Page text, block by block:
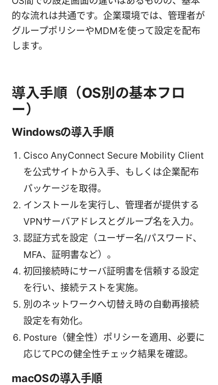
的な流れは共通です。企業環境では、管理者が
グループポリシーやMDMを使って設定を配布
します。
導入手順（OS別の基本フロ
ー）
Windowsの導入手順
Cisco AnyConnect Secure Mobility Client
を公式サイトから入手、もしくは企業配布
パッケージを取得。
インストールを実行し、管理者が提供する
VPNサーバアドレスとグループ名を入力。
認証方式を設定（ユーザー名/パスワード、
MFA、証明書など）。
初回接続時にサーバ証明書を信頼する設定
を行い、接続テストを実施。
別のネットワークへ切替え時の自動再接続
設定を有効化。
Posture（健全性）ポリシーを適用、必要に
応じてPCの健全性チェック結果を確認。
macOSの導入手順